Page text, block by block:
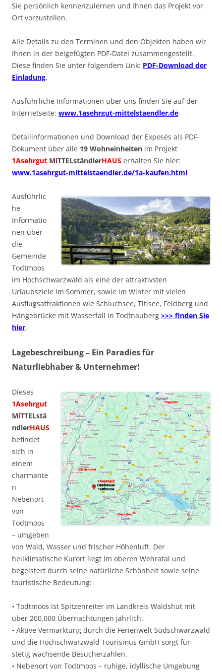
Sie persönlich kennenzulernen und Ihnen das Projekt vor
Ort vorzustellen.
Alle Details zu den Terminen und den Objekten haben wir
Ihnen in der beigefügten PDF-Datei zusammengestellt.
Diese finden Sie unter folgendem Link: PDF-Download der
Einladung.
Ausführliche Informationen über uns finden Sie auf der
Internetseite: www.1asehrgut-mittelstaendler.de
Detailinformationen und Download der Exposés als PDF-
Dokument über alle 19 Wohneinheiten im Projekt
1Asehrgut MiTTELständlerHAUS erhalten Sie hier:
www.1asehrgut-mittelstaendler.de/1a-kaufen.html
Ausführlic
he
Informatio
nen über
die
Gemeinde
Todtmoos
im Hochschwarzwald als eine der attraktivsten
Urlaubsziele im Sommer, sowie im Winter mit vielen
Ausflugsattraktionen wie Schluchsee, Titisee, Feldberg und
Hängebrücke mit Wasserfall in Todtnauberg >>> finden Sie
hier.
Lagebeschreibung – Ein Paradies für
Naturliebhaber & Unternehmer!
Dieses
1Asehrgut
MiTTELstä
ndlerHAUS
befindet
sich in
einem
charmante
n
Nebenort
von
Todtmoos
– umgeben
von Wald, Wasser und frischer Höhenluft. Der
heilklimatische Kurort liegt im oberen Wehratal und
begeistert durch seine natürliche Schönheit sowie seine
touristische Bedeutung:
• Todtmoos ist Spitzenreiter im Landkreis Waldshut mit
über 200.000 Übernachtungen jährlich.
• Aktive Vermarktung durch die Ferienwelt Südschwarzwald
und die Hochschwarzwald Tourismus GmbH sorgt für
stetig wachsende Besucherzahlen.
• Nebenort von Todtmoos – ruhige, idyllische Umgebung